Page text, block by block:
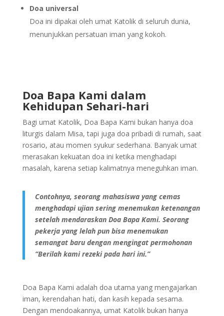
Doa universal
Doa ini dipakai oleh umat Katolik di seluruh dunia,
menunjukkan persatuan iman yang kokoh.
Doa Bapa Kami dalam
Kehidupan Sehari-hari
Bagi umat Katolik, Doa Bapa Kami bukan hanya doa
liturgis dalam Misa, tapi juga doa pribadi di rumah, saat
rosario, atau momen syukur sederhana. Banyak umat
merasakan kekuatan doa ini ketika menghadapi
masalah, karena setiap kalimatnya meneguhkan iman.
Contohnya, seorang mahasiswa yang cemas
menghadapi ujian sering menemukan ketenangan
setelah mendaraskan Doa Bapa Kami. Seorang
pekerja yang lelah pun bisa menemukan
semangat baru dengan mengingat permohonan
“Berilah kami rezeki pada hari ini.”
Doa Bapa Kami adalah doa utama yang mengajarkan
iman, kerendahan hati, dan kasih kepada sesama.
Dengan mendoakannya, umat Katolik bukan hanya